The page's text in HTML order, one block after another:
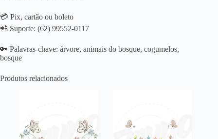
💳 Pix, cartão ou boleto
📲 Suporte: (62) 99552-0117
🔑 Palavras-chave: árvore, animais do bosque, cogumelos,
bosque
Produtos relacionados